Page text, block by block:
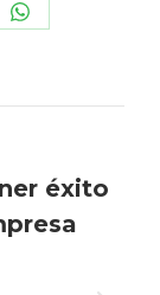
Share
WhatsApp
éxito